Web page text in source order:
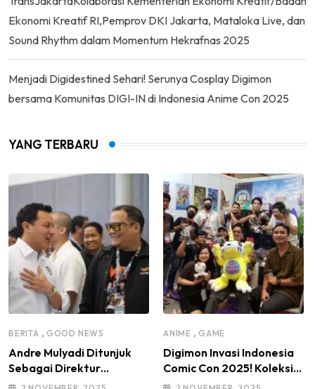
Ekonomi Kreatif RI,Pemprov DKI Jakarta, Mataloka Live, dan
Sound Rhythm dalam Momentum Hekrafnas 2025
Menjadi Digidestined Sehari! Serunya Cosplay Digimon
bersama Komunitas DIGI-IN di Indonesia Anime Con 2025
YANG TERBARU
BERITA , GOOD NEWS
Andre Mulyadi Ditunjuk
Sebagai Direktur
Modifikasi dan Kendaraan
ANIME , GAME
Digimon Invasi Indonesia
Comic Con 2025! Koleksi
Mainan Komunitas DIGI-IN